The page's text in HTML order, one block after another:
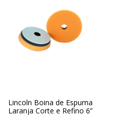
Lincoln Boina de Espuma
Laranja Corte e Refino 6”